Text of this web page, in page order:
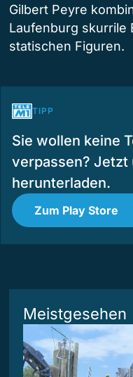
Gilbert Peyre
Laufenburg skurrile
statischen Figuren.
TIPP
Sie wollen keine
verpassen? Jetzt
herunterladen.
Zum Play Store
Meistgesehen